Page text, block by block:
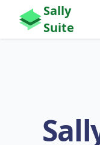
Sally
Suite